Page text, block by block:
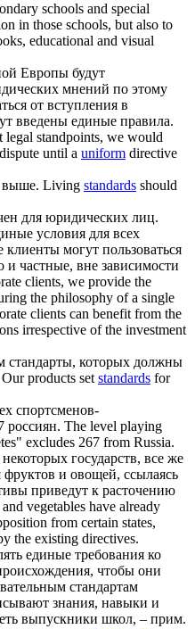
schools and special
in those schools, but also to
educational and visual
Европы будут
мнений по этому
от вступления в
введены единые правила.
standpoints, we would
until a uniform directive
Living standards should
для юридических лиц.
условия для всех
могут пользоваться
частные, вне зависимости
clients, we provide the
the philosophy of a single
clients can benefit from the
irrespective of the investment
стандарты, которых должны
Our products setstandards for
спортсменов-
россиян. The level playing
excludes 267 from Russia.
государств, все же
и овощей, ссылаясь
приведут к расточению
vegetables have already
from certain states,
the existing directives.
единые требования ко
чтобы они
стандартам
знания, навыки и
выпускники школ, – прим.